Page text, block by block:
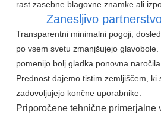
rast zasebne blagovne znamke ali
Zanesljivo
Transparentni minimalni pogoji,
po vsem svetu zmanjšujejo
pomenijo bolj gladka ponovna naročila.
Prednost dajemo tistim zemljiščem, ki
zadovoljujejo končne uporabnike.
Priporočene tehnične primerjalne